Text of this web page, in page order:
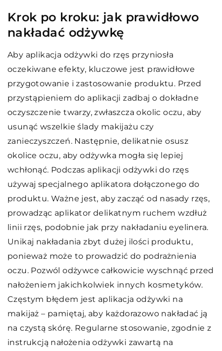
Krok po kroku: jak prawidłowo
nakładać odżywkę
Aby aplikacja odżywki do rzęs przyniosła
oczekiwane efekty, kluczowe jest prawidłowe
przygotowanie i zastosowanie produktu. Przed
przystąpieniem do aplikacji zadbaj o dokładne
oczyszczenie twarzy, zwłaszcza okolic oczu, aby
usunąć wszelkie ślady makijażu czy
zanieczyszczeń. Następnie, delikatnie osusz
okolice oczu, aby odżywka mogła się lepiej
wchłonąć. Podczas aplikacji odżywki do rzęs
używaj specjalnego aplikatora dołączonego do
produktu. Ważne jest, aby zacząć od nasady rzęs,
prowadząc aplikator delikatnym ruchem wzdłuż
linii rzęs, podobnie jak przy nakładaniu eyelinera.
Unikaj nakładania zbyt dużej ilości produktu,
ponieważ może to prowadzić do podrażnienia
oczu. Pozwól odżywce całkowicie wyschnąć przed
nałożeniem jakichkolwiek innych kosmetyków.
Częstym błędem jest aplikacja odżywki na
makijaż – pamiętaj, aby każdorazowo nakładać ją
na czystą skórę. Regularne stosowanie, zgodnie z
instrukcją nałożenia odżywki zawartą na